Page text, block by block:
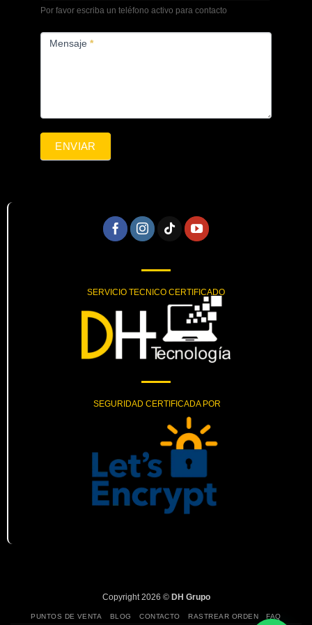
Por favor escriba un teléfono activo para contacto
Mensaje*
ENVIAR
SERVICIO TECNICO CERTIFICADO
SEGURIDAD CERTIFICADA POR
Copyright 2026 © DH Grupo
PUNTOS DE VENTA BLOG CONTACTO RASTREAR ORDEN FAQ